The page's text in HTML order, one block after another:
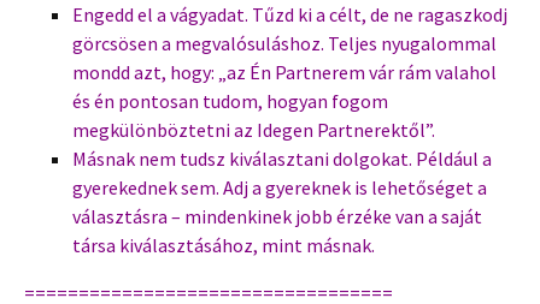
Engedd el a vágyadat. Tűzd ki a célt, de ne ragaszkodj
görcsösen a megvalósuláshoz. Teljes nyugalommal
mondd azt, hogy: „az Én Partnerem vár rám valahol
és én pontosan tudom, hogyan fogom
megkülönböztetni az Idegen Partnerektől”.
Másnak nem tudsz kiválasztani dolgokat. Például a
gyerekednek sem. Adj a gyereknek is lehetőséget a
választásra – mindenkinek jobb érzéke van a saját
társa kiválasztásához, mint másnak.
==================================